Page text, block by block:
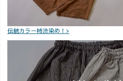
伝統カラー柿渋染め！>